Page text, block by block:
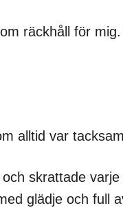
räckhåll för
alltid var
skrattade
glädje och full